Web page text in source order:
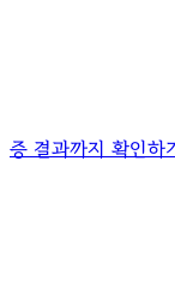
증 결과까지 확인하기